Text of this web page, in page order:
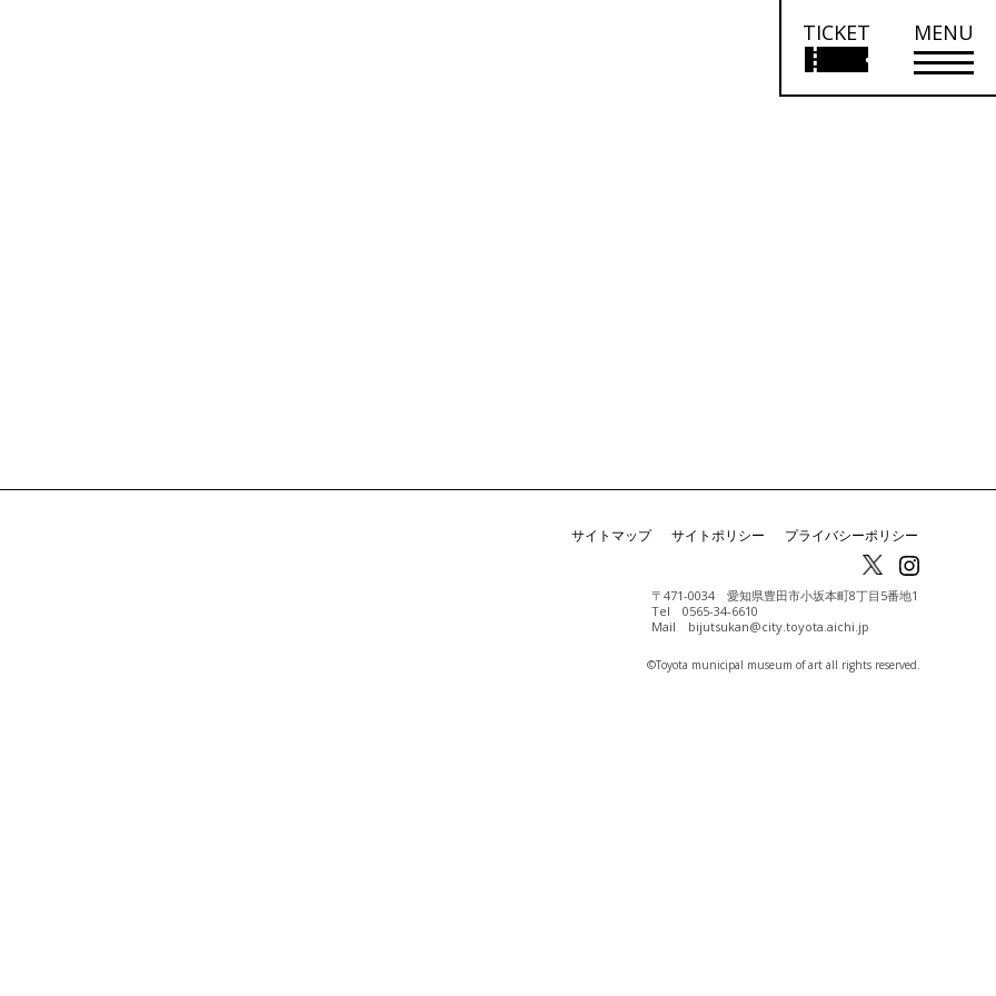
TICKET MENU
サイトマップ サイトポリシー プライバシーポリシー
〒471-0034 愛知県豊田市小坂本町8丁目5番地1
Tel 0565-34-6610
Mail bijutsukan@city.toyota.aichi.jp
©️Toyota municipal museum of art all rights reserved.